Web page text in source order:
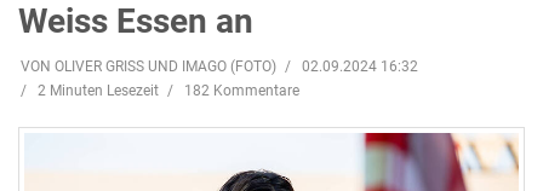
Weiss Essen an
VON OLIVER GRISS UND IMAGO (FOTO)
02.09.2024 16:32
2 Minuten Lesezeit
182 Kommentare